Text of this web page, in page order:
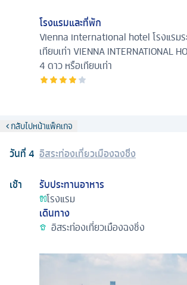
โรงแรมและที่พัก
Vienna international hotel โรงแรม
เทียบเท่า VIENNA INTERNATIONAL
4 ดาว หรือเทียบเท่า
กลับไปหน้าแพ็คเกจ
วันที่4 อิสระท่องเที่ยวเมืองฉงชิ่ง
เช้า
รับประทานอาหาร
โรงแรม
เดินทาง
อิสระท่องเที่ยวเมืองฉงชิ่ง